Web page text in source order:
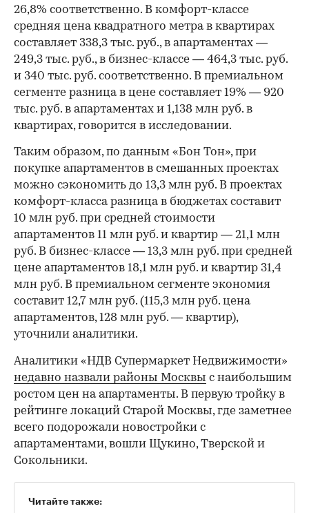
26,8% соответственно. В комфорт-классе
средняя цена квадратного метра в квартирах
составляет 338,3 тыс. руб., в апартаментах —
249,3 тыс. руб., в бизнес-классе — 464,3 тыс. руб.
и 340 тыс. руб. соответственно. В премиальном
сегменте разница в цене составляет 19% — 920
тыс. руб. в апартаментах и 1,138 млн руб. в
квартирах, говорится в исследовании.
Таким образом, по данным «Бон Тон», при
покупке апартаментов в смешанных проектах
можно сэкономить до 13,3 млн руб. В проектах
комфорт-класса разница в бюджетах составит
10 млн руб. при средней стоимости
апартаментов 11 млн руб. и квартир — 21,1 млн
руб. В бизнес-классе — 13,3 млн руб. при средней
цене апартаментов 18,1 млн руб. и квартир 31,4
млн руб. В премиальном сегменте экономия
составит 12,7 млн руб. (115,3 млн руб. цена
апартаментов, 128 млн руб. — квартир),
уточнили аналитики.
Аналитики «НДВ Супермаркет Недвижимости»
недавно назвали районы Москвы с наибольшим
ростом цен на апартаменты. В первую тройку в
рейтинге локаций Старой Москвы, где заметнее
всего подорожали новостройки с
апартаментами, вошли Щукино, Тверской и
Сокольники.
Читайте также: